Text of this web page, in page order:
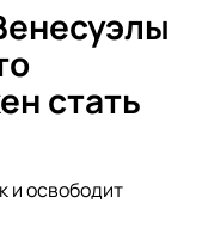
стать
и освободит